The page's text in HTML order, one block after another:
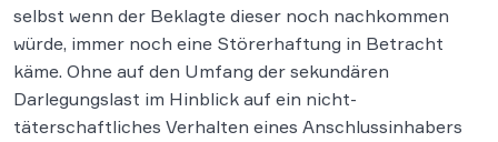
selbst wenn der Beklagte dieser noch nachkommen
würde, immer noch eine Störerhaftung in Betracht
käme. Ohne auf den Umfang der sekundären
Darlegungslast im Hinblick auf ein nicht-
täterschaftliches Verhalten eines Anschlussinhabers